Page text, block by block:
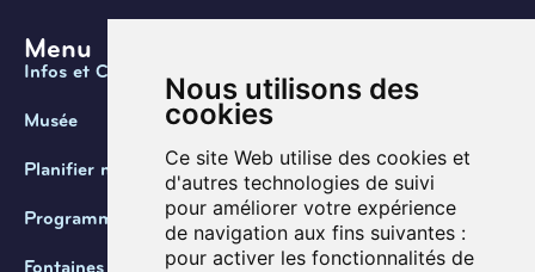
Nous utilisons des
cookies
Ce site Web utilise des cookies et
d'autres technologies de suivi
pour améliorer votre expérience
de navigation aux fins suivantes :
pour activer les fonctionnalités de
Menu
Infos et Contact
Musée
Planifier ma visite
Programmation